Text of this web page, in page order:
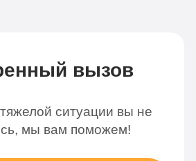
вызов
ситуации вы не
мы вам поможем!